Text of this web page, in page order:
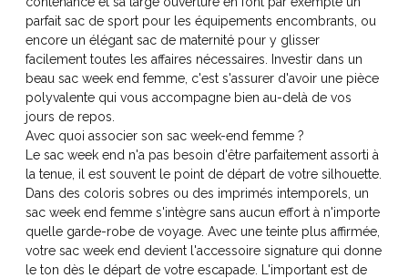
parfait sac de sport pour les équipements encombrants, ou
encore un élégant sac de maternité pour y glisser
facilement toutes les affaires nécessaires. Investir dans un
beau sac week end femme, c'est s'assurer d'avoir une pièce
polyvalente qui vous accompagne bien au-delà de vos
jours de repos.
Avec quoi associer son sac week-end femme ?
Le sac week end n'a pas besoin d'être parfaitement assorti à
la tenue, il est souvent le point de départ de votre silhouette.
Dans des coloris sobres ou des imprimés intemporels, un
sac week end femme s'intègre sans aucun effort à n'importe
quelle garde-robe de voyage. Avec une teinte plus affirmée,
votre sac week end devient l'accessoire signature qui donne
le ton dès le départ de votre escapade. L'important est de